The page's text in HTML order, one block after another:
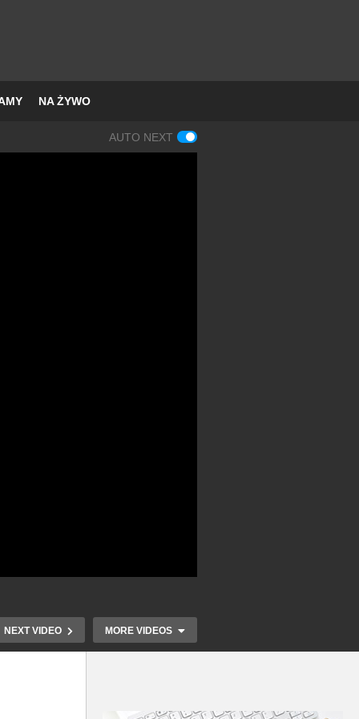
NA ŻYWO
AUTO NEXT
NEXT VIDEO MORE VIDEOS